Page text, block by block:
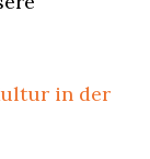
in der